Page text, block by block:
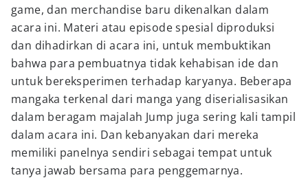
game, dan merchandise baru dikenalkan dalam
acara ini. Materi atau episode spesial diproduksi
dan dihadirkan di acara ini, untuk membuktikan
bahwa para pembuatnya tidak kehabisan ide dan
untuk bereksperimen terhadap karyanya. Beberapa
mangaka terkenal dari manga yang diserialisasikan
dalam beragam majalah Jump juga sering kali tampil
dalam acara ini. Dan kebanyakan dari mereka
memiliki panelnya sendiri sebagai tempat untuk
tanya jawab bersama para penggemarnya.